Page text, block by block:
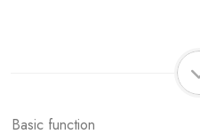
Basic function